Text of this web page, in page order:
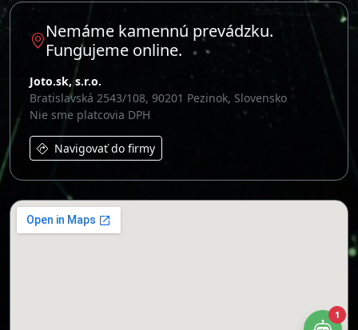
Nemáme kamennú prevádzku.
Fungujeme online.
Joto.sk, s.r.o.
Bratislavská 2543/108, 90201 Pezinok, Slovensko
Nie sme platcovia DPH
Navigovať do firmy
1